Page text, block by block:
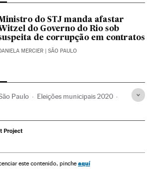
do STJ manda afastar
do Governo do Rio sob
de corrupção em contratos
MERCIER | SÃO PAULO
Paulo Eleições municipais 2020
País
este contenido, pinche aquí